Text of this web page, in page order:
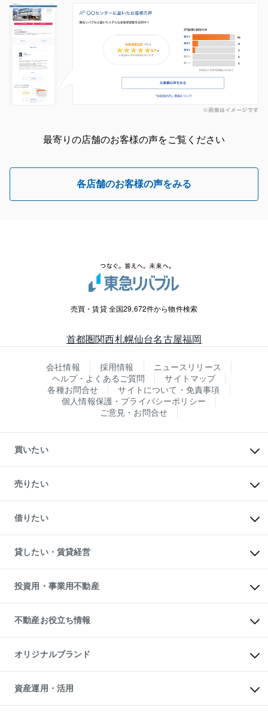
最寄りの店舗のお客様の声をご覧ください
各店舗のお客様の声をみる
売買・賃貸 全国29,672件から物件検索
首都圏関西札幌仙台名古屋福岡
会社情報 採用情報
ニュースリリース
ヘルプ・よくあるご質問
サイトマップ
各種お問合せ
サイトについて・免責事項
個人情報保護・プライバシーポリシー
ご意見・お問合せ
買いたい
新築・分譲マンションの購入
中古マンションの購入
一戸建ての購入
中古一戸建ての購入
不動産購入の流れ
注目キーワード物件特集
購入ガイド
English 繁体中文簡体中文
売りたい
一戸建ての売却・査定
土地の売却・査定
スピードAI査定
不動産査定について
不動産売却の流れ
不動産買換えの流れ
売却ガイド
借りたい
オフィス・店舗の賃貸
借りるときの流れ
借りるガイド
貸したい・賃貸経営
マンション賃料データ
賃貸管理プラン
リロケーションについて
貸すガイド
投資用・事業用不動産
事業用不動産
マンション投資
投資用マンション
アパート経営
収益物件
ビル購入（ビル一棟）
投資用不動産の売却査定
事業用不動産の売却査定
不動産お役立ち情報
マンションライブラリー
人気マンションランキング
暮らしに役立つ不動産メディア
不動産相場・不動産価格情報
不動産コラム・ニュース
オリジナルブランド
一棟リノベーションマンション
L`GENTE（ルジェンテ）
区分リノベーションマンション
資産運用・活用